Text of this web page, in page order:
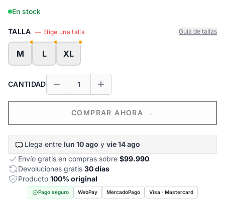
En stock
TALLA — Elige una talla Guía de tallas
M L XL
CANTIDAD
COMPRAR AHORA →
Llega entre lun 10 ago y vie 14 ago
Envío gratis en compras sobre $99.990
Devoluciones gratis 30 días
Producto 100% original
Pago seguro WebPay MercadoPago Visa · Mastercard